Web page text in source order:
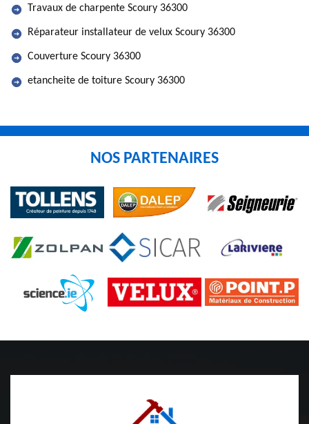
Travaux de charpente Scoury 36300
Réparateur installateur de velux Scoury 36300
Couverture Scoury 36300
etancheite de toiture Scoury 36300
NOS PARTENAIRES